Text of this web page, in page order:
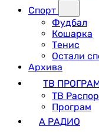
Спорт
Фудбал
Кошарка
Тенис
Остали
Архива
ТВ
ТВ
Програм
А РАДИО